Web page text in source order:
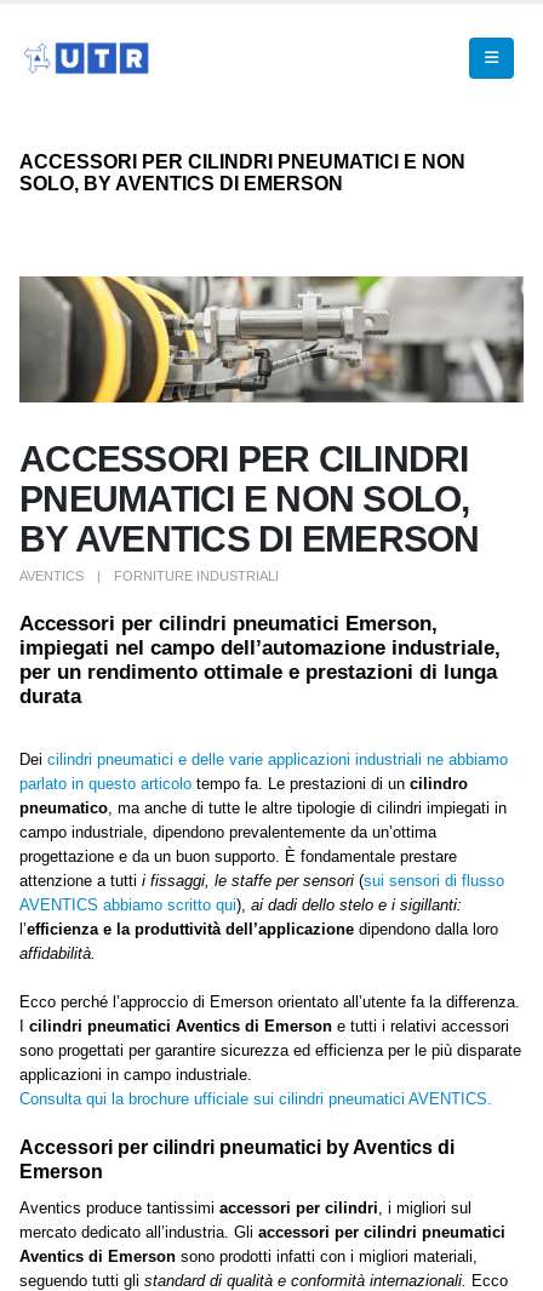
ACCESSORI PER CILINDRI PNEUMATICI E NON
SOLO, BY AVENTICS DI EMERSON
ACCESSORI PER CILINDRI
PNEUMATICI E NON SOLO,
BY AVENTICS DI EMERSON
AVENTICS FORNITURE INDUSTRIALI
Accessori per cilindri pneumatici Emerson,
impiegati nel campo dell’automazione industriale,
per un rendimento ottimale e prestazioni di lunga
durata
Dei cilindri pneumatici e delle varie applicazioni industriali ne abbiamo
parlato in questo articolo tempo fa. Le prestazioni di un cilindro
pneumatico, ma anche di tutte le altre tipologie di cilindri impiegati in
campo industriale, dipendono prevalentemente da un’ottima
progettazione e da un buon supporto. È fondamentale prestare
attenzione a tutti i fissaggi, le staffe per sensori (sui sensori di flusso
AVENTICS abbiamo scritto qui), ai dadi dello stelo e i sigillanti:
l’efficienza e la produttività dell’applicazione dipendono dalla loro
affidabilità.
Ecco perché l’approccio di Emerson orientato all’utente fa la differenza.
cilindri pneumatici Aventics di Emerson e tutti i relativi accessori
sono progettati per garantire sicurezza ed efficienza per le più disparate
applicazioni in campo industriale.
Consulta qui la brochure ufficiale sui cilindri pneumatici AVENTICS.
Accessori per cilindri pneumatici by Aventics di
Emerson
Aventics produce tantissimi accessori per cilindri, i migliori sul
mercato dedicato all’industria. Gli accessori per cilindri pneumatici
Aventics di Emerson sono prodotti infatti con i migliori materiali,
seguendo tutti gli standard di qualità e conformità internazionali. Ecco